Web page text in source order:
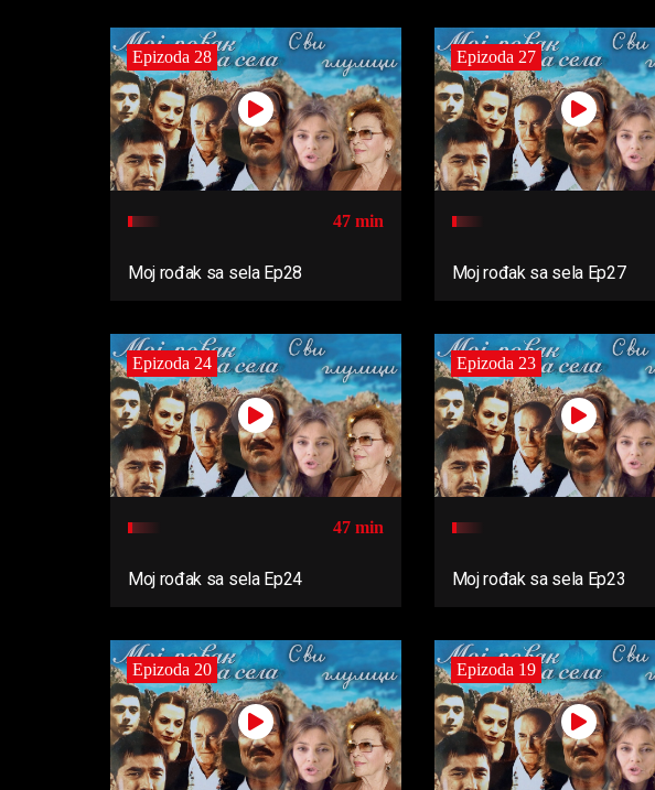
Epizoda 28
47 min
Moj rođak sa sela Ep28
Epizoda 27
Moj rođak sa sela Ep27
Epizoda 24
47 min
Moj rođak sa sela Ep24
Epizoda 23
Moj rođak sa sela Ep23
Epizoda 20 Epizoda 19